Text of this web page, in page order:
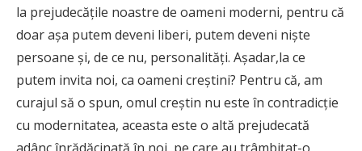
la prejudecăţile noastre de oameni moderni, pentru că
doar aşa putem deveni liberi, putem deveni nişte
persoane şi, de ce nu, personalităţi. Aşadar,la ce
putem invita noi, ca oameni creştini? Pentru că, am
curajul să o spun, omul creştin nu este în contradicţie
cu modernitatea, aceasta este o altă prejudecată